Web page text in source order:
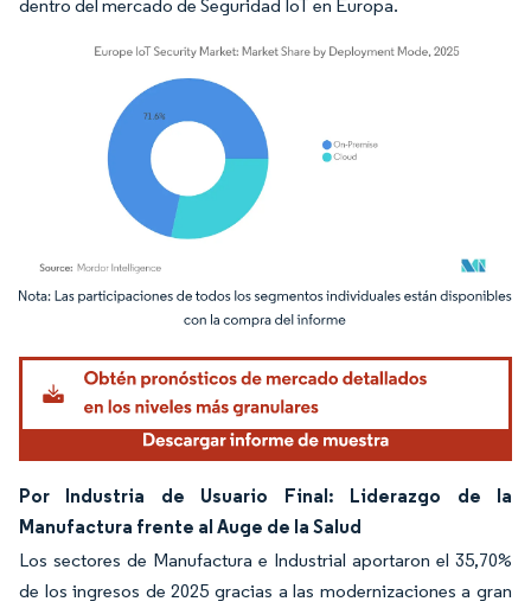
dentro del mercado de Seguridad IoT en Europa.
Imagen © Mordor Intelligence. El uso requiere atribución según CC BY 4.0.
Por Industria de Usuario Final: Liderazgo de la
Manufactura frente al Auge de la Salud
Los sectores de Manufactura e Industrial aportaron el 35,70%
de los ingresos de 2025 gracias a las modernizaciones a gran